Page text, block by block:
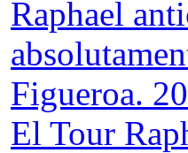
Raphael
Figueroa.
El Tour